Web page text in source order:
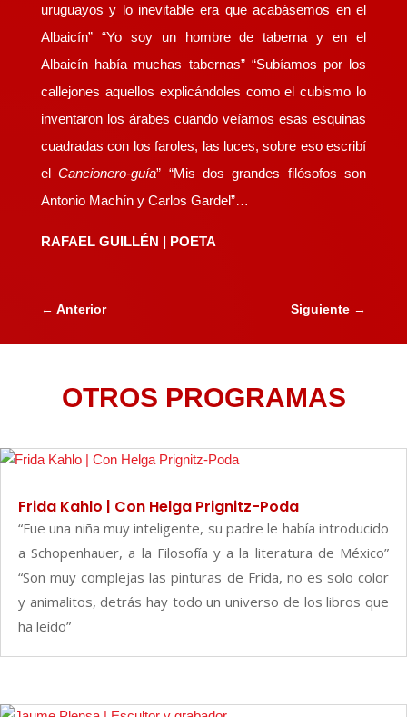
uruguayos y lo inevitable era que acabásemos en el
Albaicín” “Yo soy un hombre de taberna y en el
Albaicín había muchas tabernas” “Subíamos por los
callejones aquellos explicándoles como el cubismo lo
inventaron los árabes cuando veíamos esas esquinas
cuadradas con los faroles, las luces, sobre eso escribí
elCancionero-guía” “Mis dos grandes filósofos son
Antonio Machín y Carlos Gardel”…
RAFAEL GUILLÉN | POETA
← Anterior Siguiente →
OTROS PROGRAMAS
Frida Kahlo | Con Helga Prignitz-Poda
“Fue una niña muy inteligente, su padre le había introducido
a Schopenhauer, a la Filosofía y a la literatura de México”
“Son muy complejas las pinturas de Frida, no es solo color
y animalitos, detrás hay todo un universo de los libros que
ha leído”